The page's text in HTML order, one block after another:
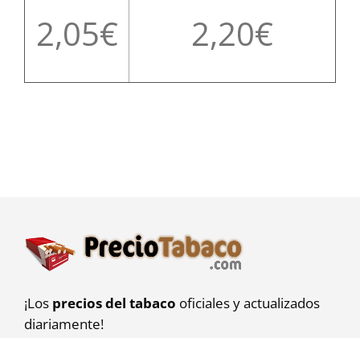
2,05 2,20
¡Los precios del tabaco oficiales y actualizados
diariamente!